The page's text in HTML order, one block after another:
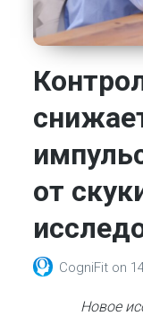
от
CogniFit on
Новое